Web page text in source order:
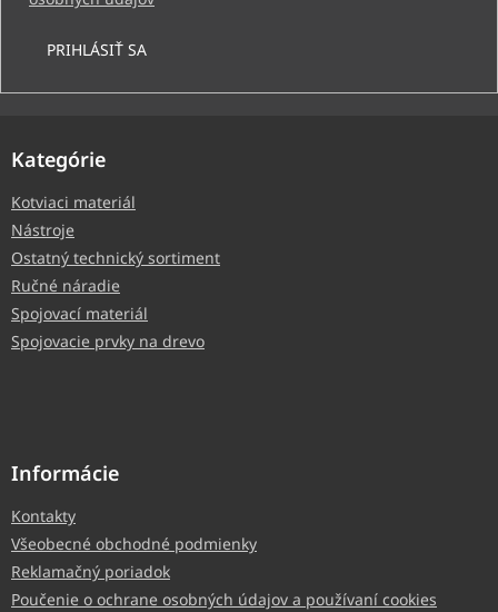
PRIHLÁSIŤ SA
Kategórie
Kotviaci materiál
Nástroje
Ostatný technický sortiment
Ručné náradie
Spojovací materiál
Spojovacie prvky na drevo
Informácie
Kontakty
Všeobecné obchodné podmienky
Reklamačný poriadok
Poučenie o ochrane osobných údajov a používaní cookies